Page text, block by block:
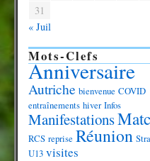
31
« Juil
Mots-Clefs
Anniversaire
Autriche bienvenue COVID
entraînements hiver Infos
Manifestations
RCS reprise Réunion
U13 visites